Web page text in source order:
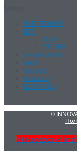
ЧИП-ТЮНИНГ
КПП
DSG
ZF 8HP
О КОМПАНИИ
БЛОГ
СКИДКИ
ОТЗЫВЫ
КОНТАКТЫ
©
Vk Facebook-f